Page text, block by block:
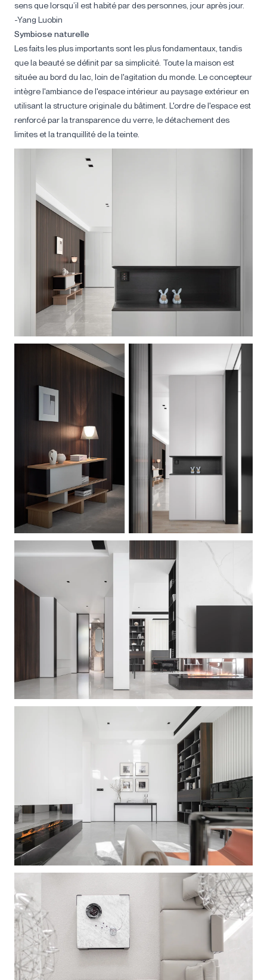
sens que lorsqu’il est habité par des personnes, jour après jour.
-Yang Luobin
Symbiose naturelle
Les faits les plus importants sont les plus fondamentaux, tandis
que la beauté se définit par sa simplicité. Toute la maison est
située au bord du lac, loin de l'agitation du monde. Le concepteur
intègre l'ambiance de l'espace intérieur au paysage extérieur en
utilisant la structure originale du bâtiment. L'ordre de l'espace est
renforcé par la transparence du verre, le détachement des
limites et la tranquillité de la teinte.